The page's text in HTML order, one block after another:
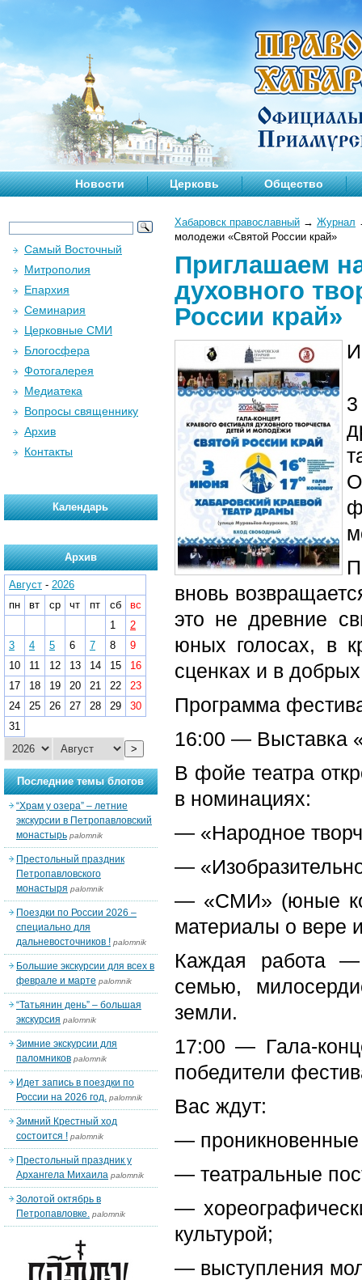
Новости Церковь Общество
Хабаровск православный → Журнал
молодежи «Святой России край»
Приглашаем
духовного
России край»
вновь
это не древние
юных голосах, в
сценках и в
Программа
16:00 — Выставка
В фойе театра
в номинациях:
— «Народное
—
— «СМИ» (юные
материалы о вере
Каждая работа —
семью,
земли.
17:00 — Гала-
победители
Вас ждут:
—
— театральные
—
культурой;
— выступления
Самый Восточный
Митрополия
Епархия
Семинария
Церковные СМИ
Блогосфера
Фотогалерея
Медиатека
Вопросы священнику
Архив
Контакты
Календарь
Архив
Август - 2026
пн
вт ср чт пт сб
вс
1
2
3
4 5 6 7 8
9
10
11 12 13 14 15
16
17
18 19 20 21 22
23
24
25 26 27 28 29
30
31
>
Последние темы блогов
“Храм у озера” – летние
экскурсии в Петропавловский
монастырь palomnik
Престольный праздник
Петропавловского
монастыря palomnik
Поездки по России 2026 –
специально для
дальневосточников ! palomnik
Большие экскурсии для всех в
феврале и марте palomnik
“Татьянин день” – большая
экскурсия palomnik
Зимние экскурсии для
паломников palomnik
Идет запись в поездки по
России на 2026 год. palomnik
Зимний Крестный ход
состоится ! palomnik
Престольный праздник у
Архангела Михаила palomnik
Золотой октябрь в
Петропавловке. palomnik